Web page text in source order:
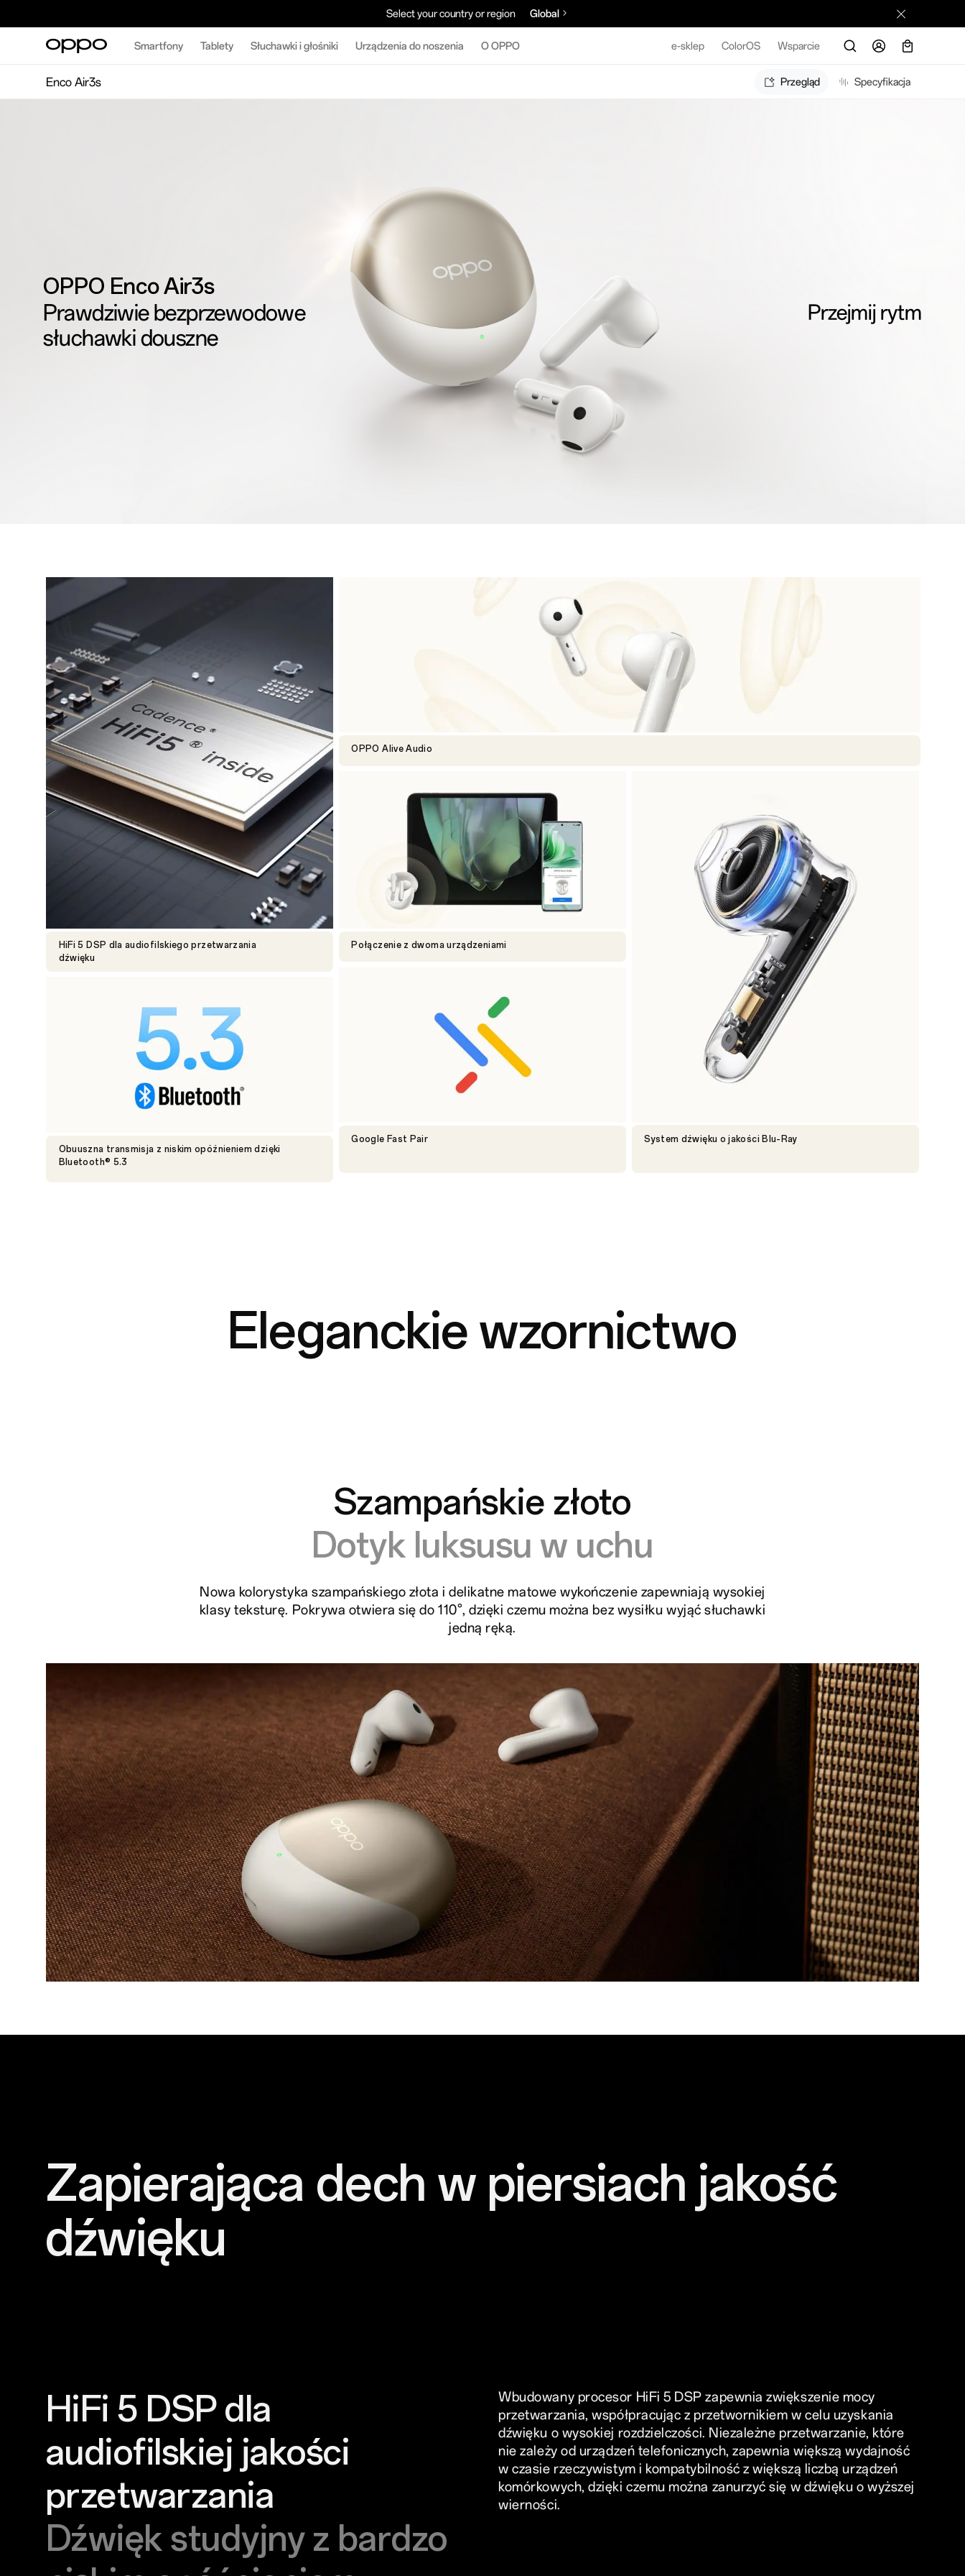
Select your country or region Global
Smartfony Tablety Słuchawki i głośniki Urządzenia do noszenia O OPPO e-sklep ColorOS Wsparcie
Enco Air3s Przegląd Specyfikacja
OPPO Enco Air3s
Prawdziwie bezprzewodowe
słuchawki douszne
Przejmij rytm
HiFi 5 DSP dla audiofilskiego przetwarzania
dźwięku
Obuuszna transmisja z niskim opóźnieniem dzięki
Bluetooth® 5.3
OPPO Alive Audio
Połączenie z dwoma urządzeniami
Google Fast Pair System dźwięku o jakości Blu-Ray
Eleganckie wzornictwo
Szampańskie złoto
Dotyk luksusu w uchu
Nowa kolorystyka szampańskiego złota i delikatne matowe wykończenie zapewniają wysokiej
klasy teksturę. Pokrywa otwiera się do 110°, dzięki czemu można bez wysiłku wyjąć słuchawki
jedną ręką.
Zapierająca dech w piersiach jakość
dźwięku
HiFi 5 DSP dla
audiofilskiej jakości
przetwarzania
Dźwięk studyjny z bardzo
Wbudowany procesor HiFi 5 DSP zapewnia zwiększenie mocy
przetwarzania, współpracując z przetwornikiem w celu uzyskania
dźwięku o wysokiej rozdzielczości. Niezależne przetwarzanie, które
nie zależy od urządzeń telefonicznych, zapewnia większą wydajność
w czasie rzeczywistym i kompatybilność z większą liczbą urządzeń
komórkowych, dzięki czemu można zanurzyć się w dźwięku o wyższej
wierności.